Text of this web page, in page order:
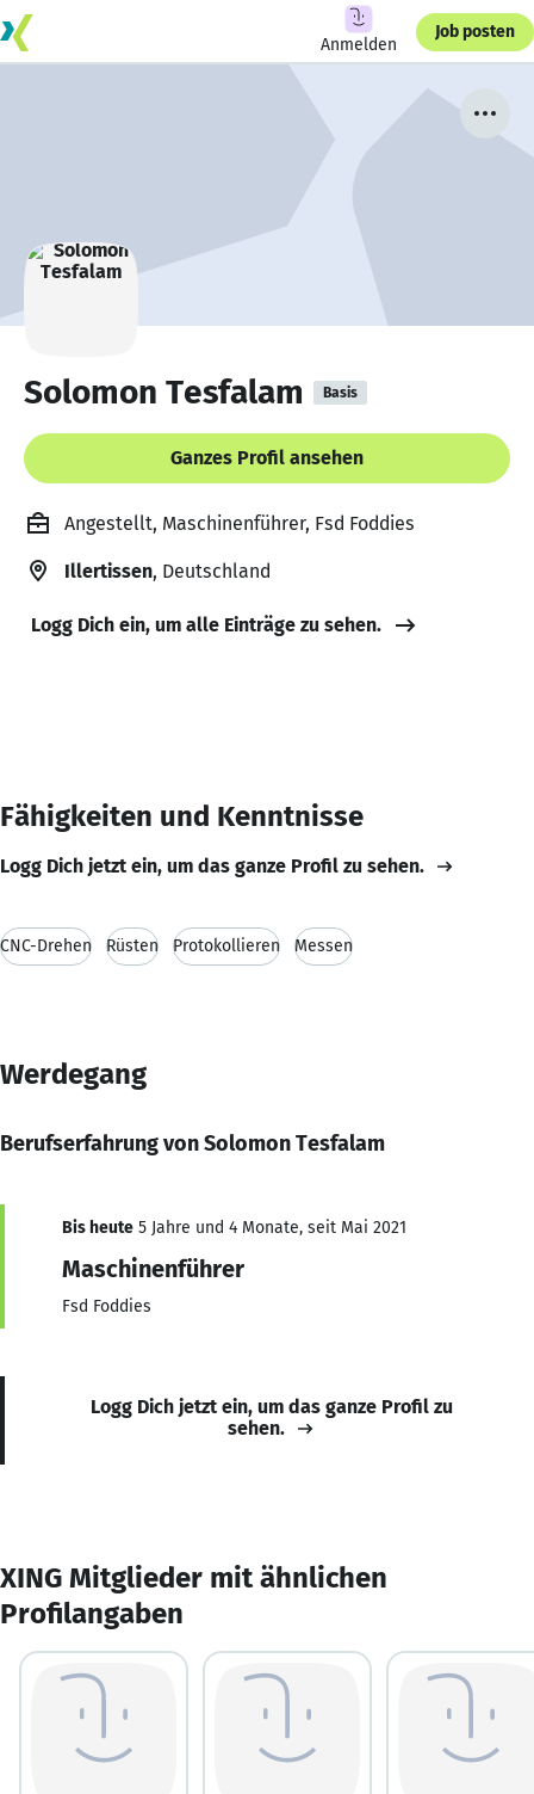
Anmelden
Job posten
Solomon Tesfalam Basis
Ganzes Profil ansehen
Angestellt, Maschinenführer, Fsd Foddies
Illertissen, Deutschland
Logg Dich ein, um alle Einträge zu sehen.
Fähigkeiten und Kenntnisse
Logg Dich jetzt ein, um das ganze Profil zu sehen.
CNC-Drehen Rüsten Protokollieren Messen
Werdegang
Berufserfahrung von Solomon Tesfalam
Bis heute 5 Jahre und 4 Monate, seit Mai 2021
Maschinenführer
Fsd Foddies
Logg Dich jetzt ein, um das ganze Profil zu
sehen.
XING Mitglieder mit ähnlichen
Profilangaben